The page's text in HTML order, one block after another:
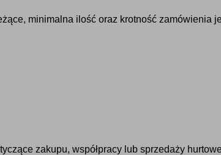
minimalna ilość oraz krotność zamówienia
zakupu, współpracy lub sprzedaży